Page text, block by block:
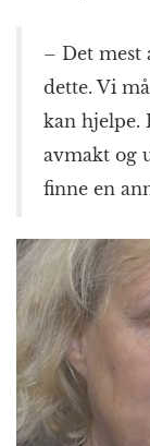
– Det mest
dette. Vi
kan hjelpe.
avmakt og
finne en